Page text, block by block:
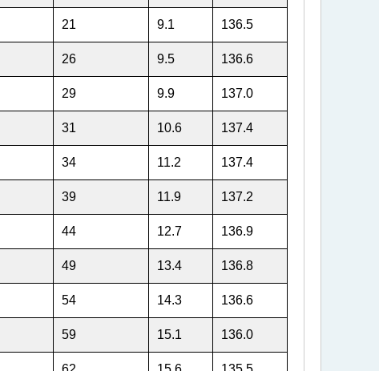
21 9.1 136.5
26 9.5 136.6
29 9.9 137.0
31 10.6 137.4
34 11.2 137.4
39 11.9 137.2
44 12.7 136.9
49 13.4 136.8
54 14.3 136.6
59 15.1 136.0